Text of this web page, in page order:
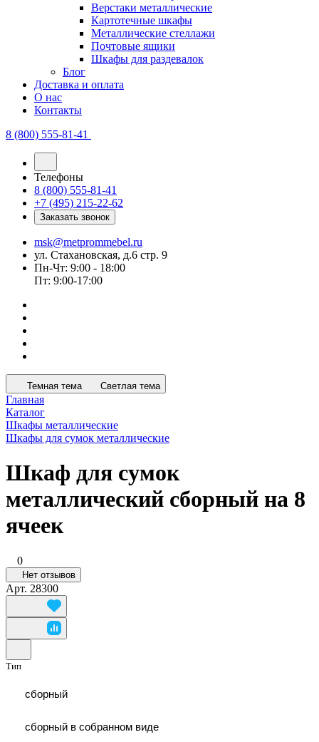
Верстаки металлические
Картотечные шкафы
Металлические стеллажи
Почтовые ящики
Шкафы для раздевалок
Блог
Доставка и оплата
О нас
Контакты
8 (800) 555-81-41
Телефоны
8 (800) 555-81-41
+7 (495) 215-22-62
Заказать звонок
msk@metprommebel.ru
ул. Стахановская, д.6 стр. 9
Пн-Чт: 9:00 - 18:00
Пт: 9:00-17:00
Темная тема Светлая тема
Главная
Каталог
Шкафы металлические
Шкафы для сумок металлические
Шкаф для сумок
металлический сборный на 8
ячеек
0
Нет отзывов
Арт. 28300
Тип
сборный
сборный в собранном виде